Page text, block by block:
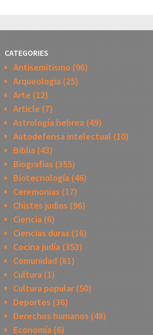
CATEGORIES
Antisemitismo (96)
Arqueologia(25)
Arte (12)
Article (7)
Astrología hebrea(49)
Autodefensa intelectual (10)
Biblia(43)
Biografias (355)
Biotecnología(46)
Ceremonias (17)
Chistes judios (96)
Ciencia(6)
Ciencias duras (16)
Cocina judía(353)
Comunidad(81)
Cultura(1)
Cultura popular(50)
Deportes (36)
Derechos humanos (48)
Economía(6)